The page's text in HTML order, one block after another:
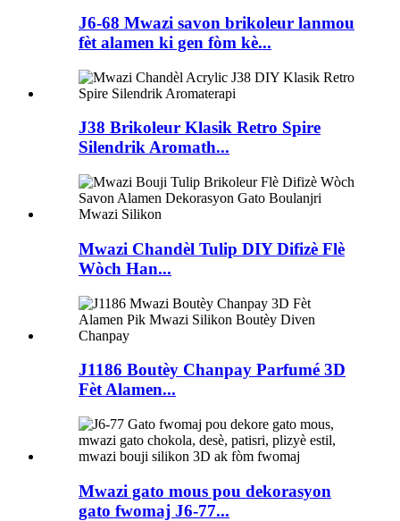
J6-68 Mwazi savon brikoleur lanmou
fèt alamen ki gen fòm kè...
J38 Brikoleur Klasik Retro Spire
Silendrik Aromath...
Mwazi Chandèl Tulip DIY Difizè Flè
Wòch Han...
J1186 Boutèy Chanpay Parfumé 3D
Fèt Alamen...
Mwazi gato mous pou dekorasyon
gato fwomaj J6-77...